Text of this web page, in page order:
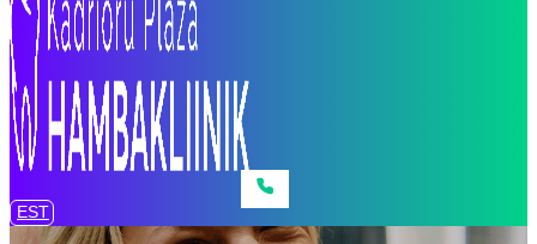
EST